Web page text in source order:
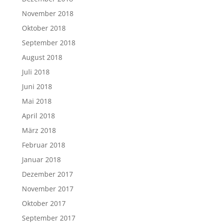
November 2018
Oktober 2018
September 2018
August 2018
Juli 2018
Juni 2018
Mai 2018
April 2018
März 2018
Februar 2018
Januar 2018
Dezember 2017
November 2017
Oktober 2017
September 2017